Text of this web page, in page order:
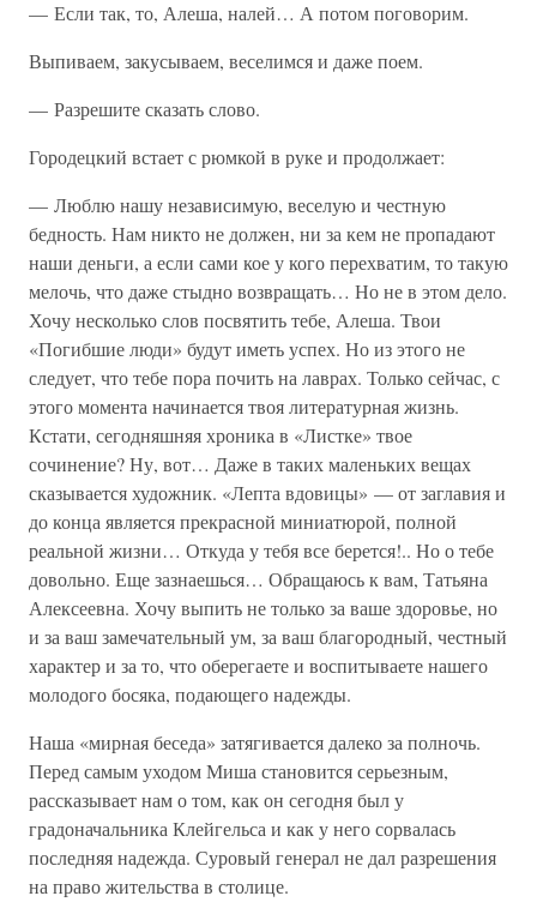
— Если так, то, Алеша, налей… А потом поговорим.
Выпиваем, закусываем, веселимся и даже поем.
— Разрешите сказать слово.
Городецкий встает с рюмкой в руке и продолжает:
— Люблю нашу независимую, веселую и честную
бедность. Нам никто не должен, ни за кем не пропадают
наши деньги, а если сами кое у кого перехватим, то такую
мелочь, что даже стыдно возвращать… Но не в этом дело.
Хочу несколько слов посвятить тебе, Алеша. Твои
«Погибшие люди» будут иметь успех. Но из этого не
следует, что тебе пора почить на лаврах. Только сейчас, с
этого момента начинается твоя литературная жизнь.
Кстати, сегодняшняя хроника в «Листке» твое
сочинение? Ну, вот… Даже в таких маленьких вещах
сказывается художник. «Лепта вдовицы» — от заглавия и
до конца является прекрасной миниатюрой, полной
реальной жизни… Откуда у тебя все берется!.. Но о тебе
довольно. Еще зазнаешься… Обращаюсь к вам, Татьяна
Алексеевна. Хочу выпить не только за ваше здоровье, но
и за ваш замечательный ум, за ваш благородный, честный
характер и за то, что оберегаете и воспитываете нашего
молодого босяка, подающего надежды.
Наша «мирная беседа» затягивается далеко за полночь.
Перед самым уходом Миша становится серьезным,
рассказывает нам о том, как он сегодня был у
градоначальника Клейгельса и как у него сорвалась
последняя надежда. Суровый генерал не дал разрешения
на право жительства в столице.